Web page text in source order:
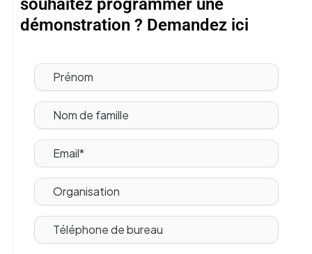
souhaitez programmer une
démonstration ? Demandez ici